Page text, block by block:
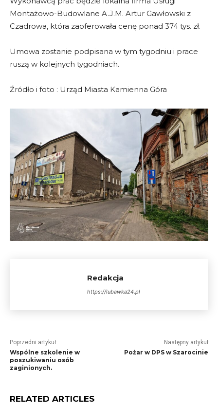
Montażowo-Budowlane A.J.M. Artur Gawłowski z
Czadrowa, która zaoferowała cenę ponad 374 tys. zł.
Umowa zostanie podpisana w tym tygodniu i prace
ruszą w kolejnych tygodniach.
Źródło i foto : Urząd Miasta Kamienna Góra
Redakcja
https://lubawka24.pl
Poprzedni artykuł
Wspólne szkolenie w
poszukiwaniu osób
zaginionych.
Następny artykuł
Pożar w DPS w Szarocinie
RELATED ARTICLES